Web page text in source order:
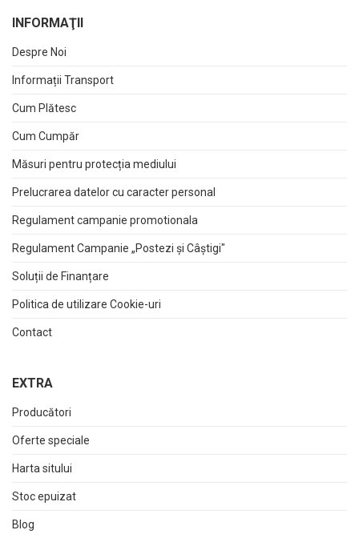
INFORMAŢII
Despre Noi
Informații Transport
Cum Plătesc
Cum Cumpăr
Măsuri pentru protecția mediului
Prelucrarea datelor cu caracter personal
Regulament campanie promotionala
Regulament Campanie „Postezi și Câștigi"
Soluții de Finanțare
Politica de utilizare Cookie-uri
Contact
EXTRA
Producători
Oferte speciale
Harta sitului
Stoc epuizat
Blog